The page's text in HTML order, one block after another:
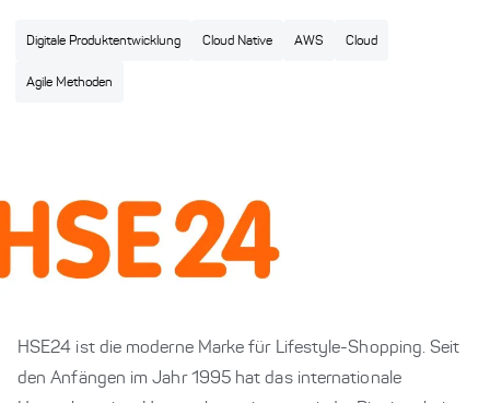
Digitale Produktentwicklung Cloud Native AWS Cloud
Agile Methoden
HSE24 ist die moderne Marke für Lifestyle-Shopping. Seit
den Anfängen im Jahr 1995 hat das internationale